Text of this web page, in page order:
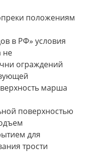
положениям
в РФ» условия
не
ограждений
марша
поверхностью
для
трости